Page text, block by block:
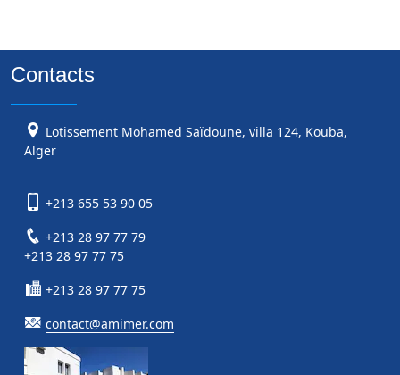
Contacts
Lotissement Mohamed Saïdoune, villa 124, Kouba,
Alger
+213 655 53 90 05
+213 28 97 77 79
+213 28 97 77 75
+213 28 97 77 75
contact@amimer.com